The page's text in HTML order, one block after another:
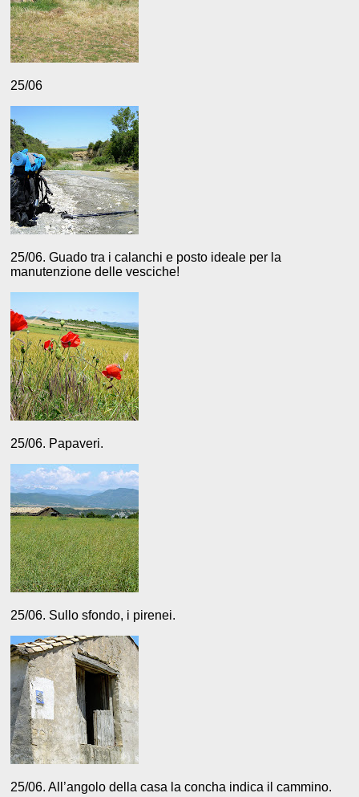
25/06
25/06. Guado tra i calanchi e posto ideale per la
manutenzione delle vesciche!
25/06. Papaveri.
25/06. Sullo sfondo, i pirenei.
25/06. All’angolo della casa la concha indica il cammino.